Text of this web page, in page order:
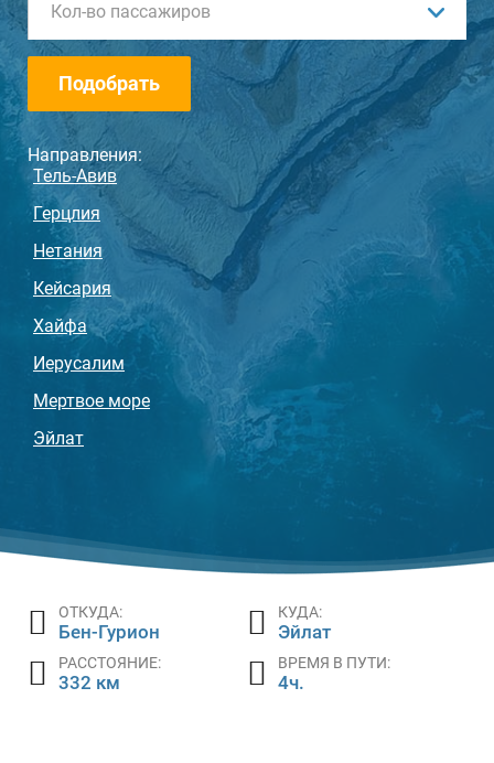
Кол-во пассажиров
Подобрать
Направления:
Тель-Авив
Герцлия
Нетания
Кейсария
Хайфа
Иерусалим
Мертвое море
Эйлат
ОТКУДА:
Бен-Гурион
КУДА:
Эйлат
РАССТОЯНИЕ:
332 км
ВРЕМЯ В ПУТИ:
4ч.